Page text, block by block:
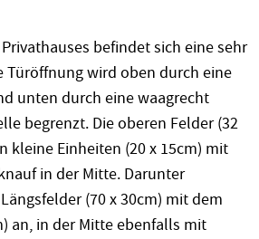
befindet sich eine sehr
Türöffnung wird oben durch eine
unten durch eine waagrecht
begrenzt. Die oberen Felder (32
kleine Einheiten (20 x 15cm) mit
in der Mitte. Darunter
(70 x 30cm) mit dem
an, in der Mitte ebenfalls mit